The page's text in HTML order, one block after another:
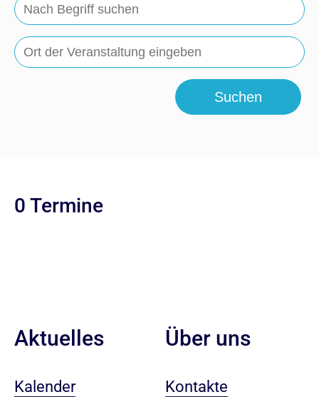
Suchen
0 Termine
Aktuelles
Kalender
Über uns
Kontakte